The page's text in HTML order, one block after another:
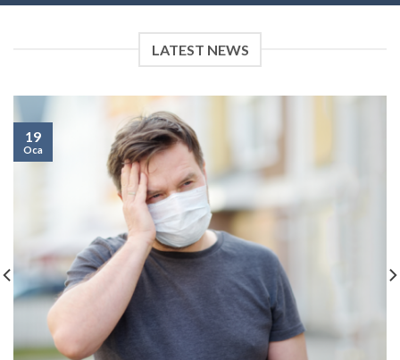
LATEST NEWS
19
Oca